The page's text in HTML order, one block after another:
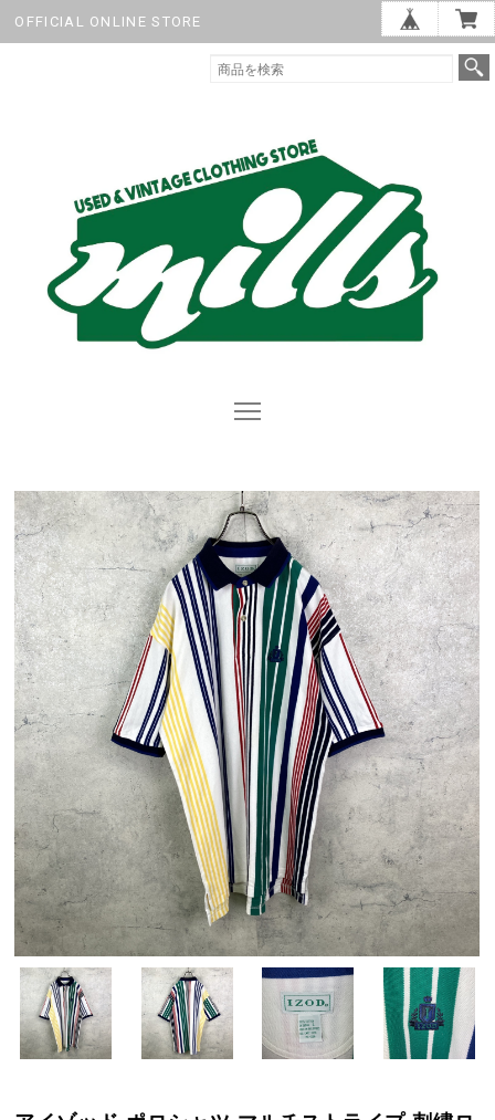
OFFICIAL ONLINE STORE